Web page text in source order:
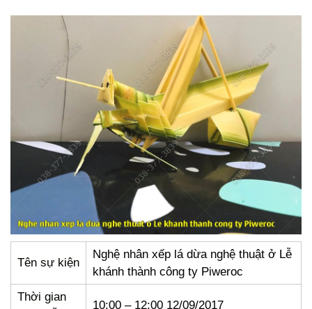
Tên sự kiện
Nghệ nhân xếp lá dừa nghệ thuật ở Lễ
khánh thành công ty Piweroc
Thời gian
10:00 – 12:00 12/09/2017